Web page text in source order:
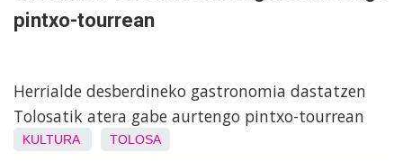
pintxo-tourrean
Herrialde desberdineko gastronomia dastatzen
Tolosatik atera gabe aurtengo pintxo-tourrean
KULTURA TOLOSA